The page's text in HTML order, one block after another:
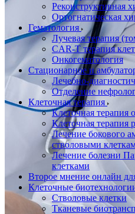
Реконструктивная
Ортогнатическая
Гематология
Лучевая терапия
CAR-T терапия
Онкогематология
Стационарное и
Лечебно-
Отделение
Клеточная терапия
Клеточная терапия
Клеточная терапия
Лечение бокового
стволовыми
Лечение болезни
клетками
Второе мнение онлайн
Клеточные
Стволовые клетки
Тканевые